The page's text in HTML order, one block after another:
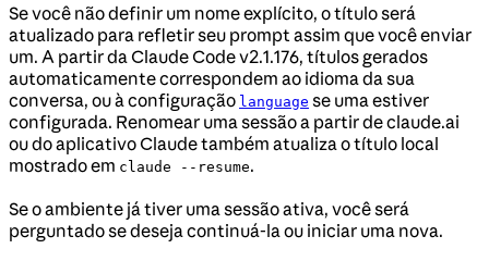
Se você não definir um nome explícito, o título será
atualizado para refletir seu prompt assim que você enviar
um. A partir da Claude Code v2.1.176, títulos gerados
automaticamente correspondem ao idioma da sua
conversa, ou à configuração language se uma estiver
configurada. Renomear uma sessão a partir de claude.ai
ou do aplicativo Claude também atualiza o título local
mostrado em claude --resume.
Se o ambiente já tiver uma sessão ativa, você será
perguntado se deseja continuá-la ou iniciar uma nova.